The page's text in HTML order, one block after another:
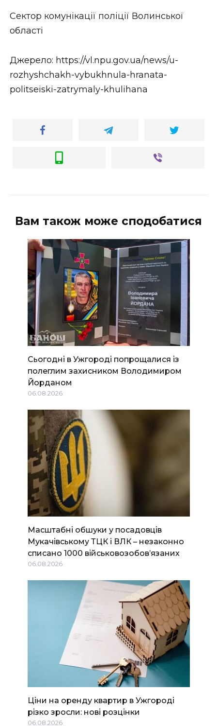
Сектор комунікації поліції Волинської
області
Джерело: https://vl.npu.gov.ua/news/u-
rozhyshchakh-vybukhnula-hranata-
politseiski-zatrymaly-khulihana
Вам також може сподобатися
Сьогодні в Ужгороді попрощалися із
полеглим захисником Володимиром
Йорданом
06.08.2026
Масштабні обшуки у посадовців
Мукачівському ТЦК і ВЛК – незаконно
списано 1000 військовозобов’язаних
06.08.2026
Ціни на оренду квартир в Ужгороді
різко зросли: нові розцінки
06.08.2026